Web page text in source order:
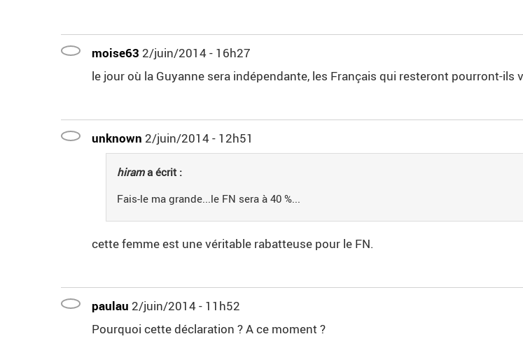
moise63 2/juin/2014 - 16h27
le jour où la Guyanne sera indépendante, les Français qui resteront pourront-ils
unknown 2/juin/2014 - 12h51
hirama écrit :
Fais-le ma grande...le FN sera à 40 %...
cette femme est une véritable rabatteuse pour le FN.
paulau 2/juin/2014 - 11h52
Pourquoi cette déclaration ? A ce moment ?